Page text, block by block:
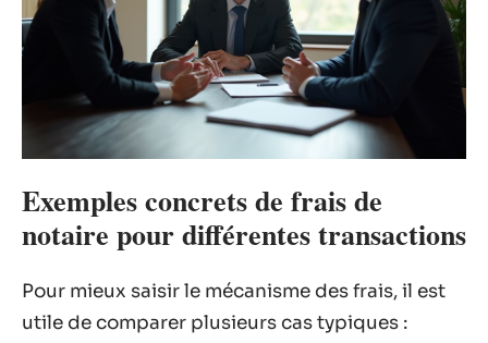
Exemples concrets de frais de
notaire pour différentes transactions
Pour mieux saisir le mécanisme des frais, il est
utile de comparer plusieurs cas typiques :